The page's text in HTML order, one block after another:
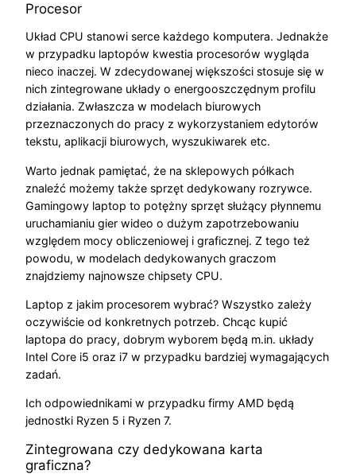
Procesor
Układ CPU stanowi serce każdego komputera. Jednakże
w przypadku laptopów kwestia procesorów wygląda
nieco inaczej. W zdecydowanej większości stosuje się w
nich zintegrowane układy o energooszczędnym profilu
działania. Zwłaszcza w modelach biurowych
przeznaczonych do pracy z wykorzystaniem edytorów
tekstu, aplikacji biurowych, wyszukiwarek etc.
Warto jednak pamiętać, że na sklepowych półkach
znaleźć możemy także sprzęt dedykowany rozrywce.
Gamingowy laptop to potężny sprzęt służący płynnemu
uruchamianiu gier wideo o dużym zapotrzebowaniu
względem mocy obliczeniowej i graficznej. Z tego też
powodu, w modelach dedykowanych graczom
znajdziemy najnowsze chipsety CPU.
Laptop z jakim procesorem wybrać? Wszystko zależy
oczywiście od konkretnych potrzeb. Chcąc kupić
laptopa do pracy, dobrym wyborem będą m.in. układy
Intel Core i5 oraz i7 w przypadku bardziej wymagających
zadań.
Ich odpowiednikami w przypadku firmy AMD będą
jednostki Ryzen 5 i Ryzen 7.
Zintegrowana czy dedykowana karta
graficzna?